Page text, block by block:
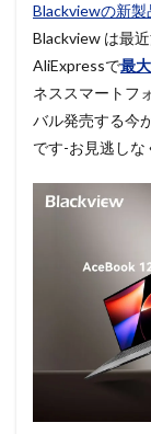
Blackviewの新製
Blackview は最
AliExpressで最
ネススマートフ
バル発売する今
です-お見逃しな